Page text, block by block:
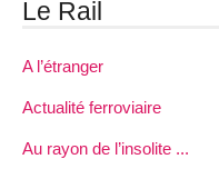
Le Rail
A l’étranger
Actualité ferroviaire
Au rayon de l’insolite ...